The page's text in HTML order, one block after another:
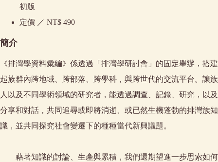
初版
定價 ／ NT$ 490
簡介
《排灣學資料彙編》係透過「排灣學研討會」的固定舉辦，搭建
起族群內跨地域、跨部落、跨學科，與跨世代的交流平台。讓族
人以及不同學術領域的研究者，能透過調查、記錄、研究，以及
分享和對話，共同追尋或即將消逝、或已然生機蓬勃的排灣族知
識，並共同探究社會變遷下的種種當代新興議題。
藉著知識的討論、生產與累積，我們還期望進一步思索如何